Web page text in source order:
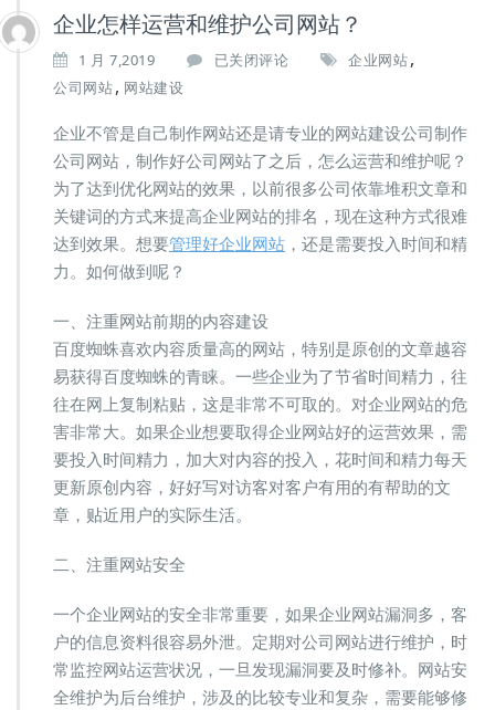
企业怎样运营和维护公司网站？
1 月 7,2019
企
样
运
营
和
维
护
公
站？
已关闭评论 企业网站,
公司网站, 网站建设
企业不管是自己制作网站还是请专业的网站建设公司制作
公司网站，制作好公司网站了之后，怎么运营和维护呢？
为了达到优化网站的效果，以前很多公司依靠堆积文章和
关键词的方式来提高企业网站的排名，现在这种方式很难
达到效果。想要管理好企业网站 ，还是需要投入时间和精
力。如何做到呢？
一、注重网站前期的内容建设
百度蜘蛛喜欢内容质量高的网站，特别是原创的文章越容
易获得百度蜘蛛的青睐。一些企业为了节省时间精力，往
往在网上复制粘贴，这是非常不可取的。对企业网站的危
害非常大。如果企业想要取得企业网站好的运营效果，需
要投入时间精力，加大对内容的投入，花时间和精力每天
更新原创内容，好好写对访客对客户有用的有帮助的文
章，贴近用户的实际生活。
二、注重网站安全
一个企业网站的安全非常重要，如果企业网站漏洞多，客
户的信息资料很容易外泄。定期对公司网站进行维护，时
常监控网站运营状况，一旦发现漏洞要及时修补。网站安
全维护为后台维护，涉及的比较专业和复杂，需要能够修